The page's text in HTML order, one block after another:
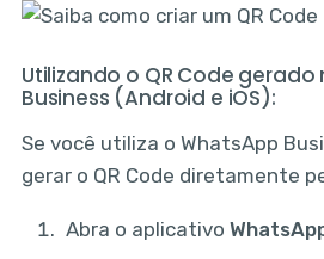
Utilizando o QR Code
Business (Android e iOS):
Se você utiliza o WhatsApp
gerar o QR Code diretamente
Abra o aplicativo